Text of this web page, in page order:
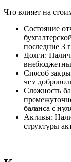
Что влияет на
Состояние
последние 3
Долги:
Способ
чем
Сложность
баланса с
Активы:
структуры